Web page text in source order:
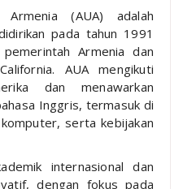
(AUA) adalah
pada tahun 1991
Armenia dan
AUA mengikuti
dan menawarkan
Inggris, termasuk di
serta kebijakan
internasional dan
dengan fokus pada